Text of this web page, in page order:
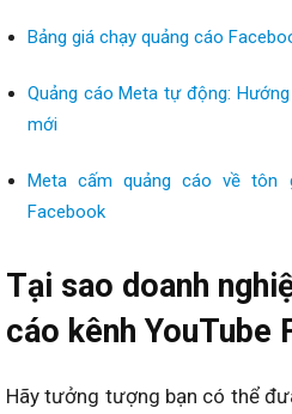
Bảng giá chạy quảng cáo
Quảng cáo Meta tự động:
mới
Meta cấm quảng cáo về tôn
Facebook
Tại sao doanh
cáo kênh YouTube
Hãy tưởng tượng bạn có thể